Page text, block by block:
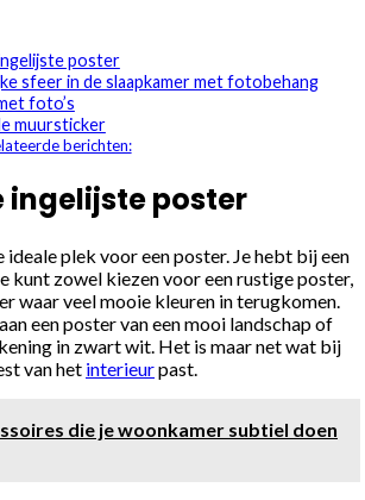
poster
sfeer in de slaapkamer met fotobehang
foto’s
muursticker
berichten:
ingelijste poster
ideale plek voor een poster. Je hebt bij een
kunt zowel kiezen voor een rustige poster,
waar veel mooie kleuren in terugkomen.
een poster van een mooi landschap of
in zwart wit. Het is maar net wat bij
van het interieurpast.
die je woonkamer subtiel doen